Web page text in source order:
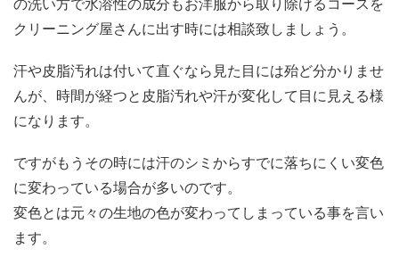
の洗い方で水溶性の成分もお洋服から取り除けるコースを
クリーニング屋さんに出す時には相談致しましょう。
汗や皮脂汚れは付いて直ぐなら見た目には殆ど分かりませ
んが、時間が経つと皮脂汚れや汗が変化して目に見える様
になります。
ですがもうその時には汗のシミからすでに落ちにくい変色
に変わっている場合が多いのです。
変色とは元々の生地の色が変わってしまっている事を言い
ます。